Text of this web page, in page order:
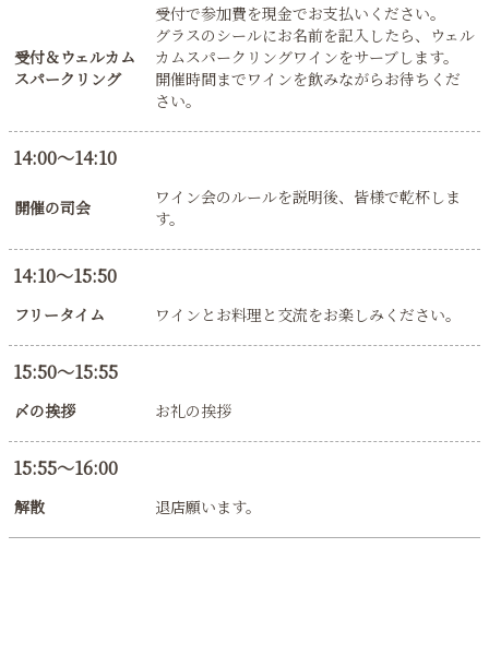
受付＆ウェルカム
スパークリング
受付で参加費を現金でお支払いください。
グラスのシールにお名前を記入したら、ウェル
カムスパークリングワインをサーブします。
開催時間までワインを飲みながらお待ちくだ
さい。
14:00〜14:10
開催の司会
ワイン会のルールを説明後、皆様で乾杯しま
す。
14:10〜15:50
フリータイム ワインとお料理と交流をお楽しみください。
15:50〜15:55
〆の挨拶 お礼の挨拶
15:55〜16:00
解散 退店願います。